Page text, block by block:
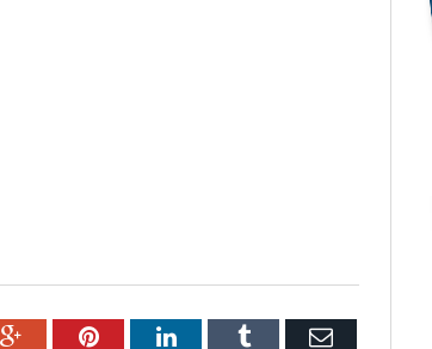
Google+PinterestLinkedInTumblr Email